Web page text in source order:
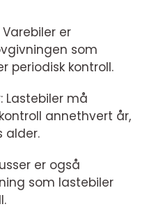
er
som
periodisk kontroll.
Lastebiler må
annethvert år,
alder.
er også
som lastebiler